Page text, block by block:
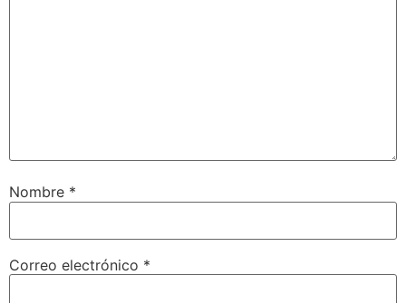
Nombre *
Correo electrónico *